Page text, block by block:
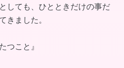
しても、ひとときだけの事だ
きました。
つこと』